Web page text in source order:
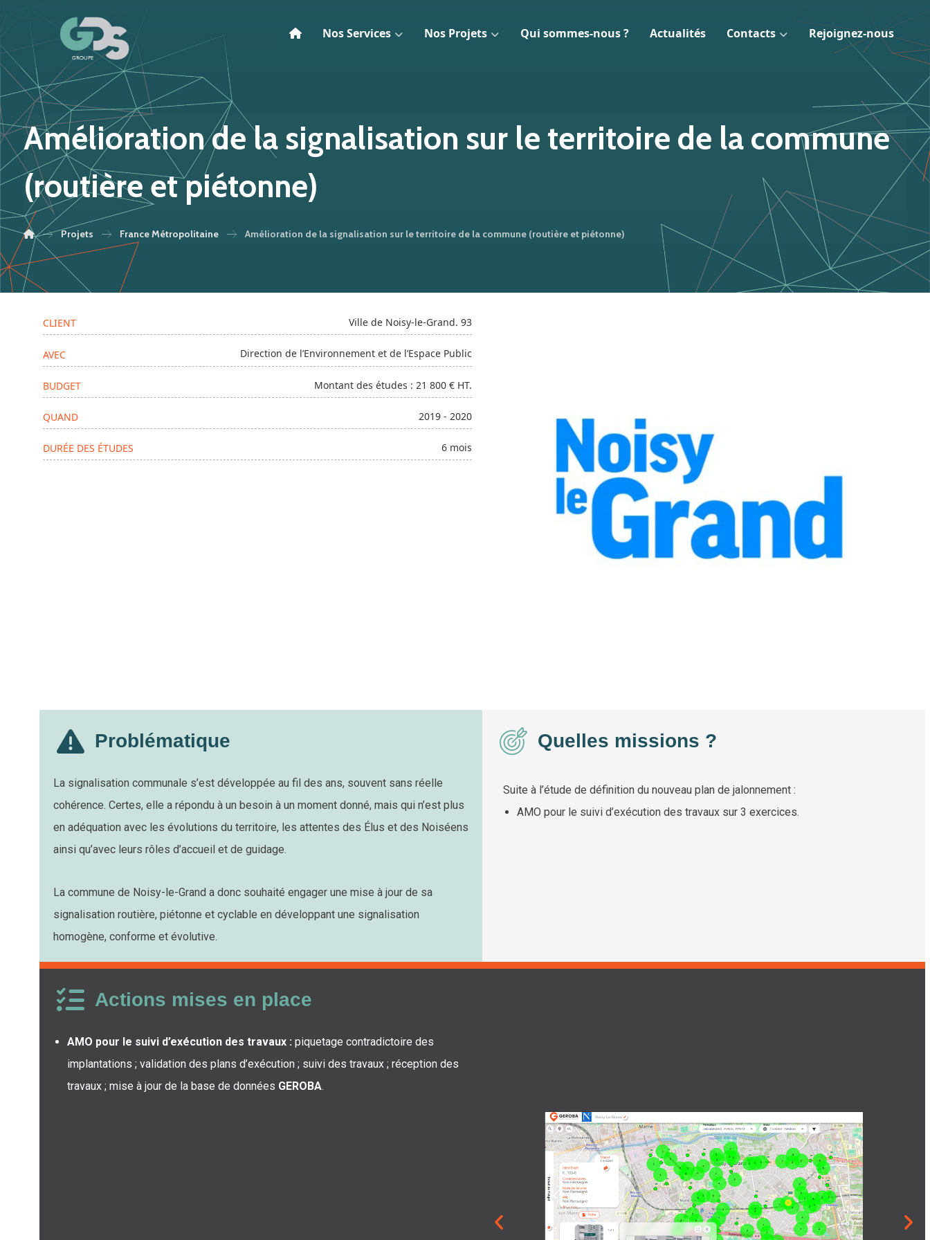
Nos Services Nos Projets Qui sommes-nous ? Actualités Contacts Rejoignez-nous
Amélioration de la signalisation sur le territoire de la commune
(routière et piétonne)
Projets France Métropolitaine Amélioration de la signalisation sur le territoire de la commune (routière et piétonne)
CLIENT Ville de Noisy-le-Grand. 93
AVEC Direction de l’Environnement et de l’Espace Public
BUDGET Montant des études : 21 800 € HT.
QUAND 2019 - 2020
DURÉE DES ÉTUDES 6 mois
Problématique
La signalisation communale s’est développée au fil des ans, souvent sans réelle
cohérence. Certes, elle a répondu à un besoin à un moment donné, mais qui n’est plus
en adéquation avec les évolutions du territoire, les attentes des Élus et des Noiséens
ainsi qu’avec leurs rôles d’accueil et de guidage.
La commune de Noisy-le-Grand a donc souhaité engager une mise à jour de sa
signalisation routière, piétonne et cyclable en développant une signalisation
homogène, conforme et évolutive.
Quelles missions ?
Suite à l’étude de définition du nouveau plan de jalonnement :
AMO pour le suivi d’exécution des travaux sur 3 exercices.
Actions mises en place
AMO pour le suivi d’exécution des travaux : piquetage contradictoire des
implantations ; validation des plans d’exécution ; suivi des travaux ; réception des
travaux ; mise à jour de la base de données GEROBA.